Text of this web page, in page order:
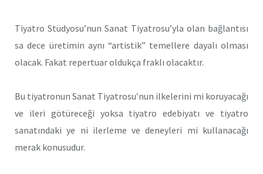
Tiyatro Stüdyosu’nun Sanat Tiyatrosu’yla olan bağlantısı
sa dece üretimin aynı “artistik” temellere dayalı olması
olacak. Fakat repertuar oldukça fraklı olacaktır.
Bu tiyatronun Sanat Tiyatrosu’nun ilkelerini mi koruyacağı
ve ileri götüreceği yoksa tiyatro edebiyatı ve tiyatro
sanatındaki ye ni ilerleme ve deneyleri mi kullanacağı
merak konusudur.